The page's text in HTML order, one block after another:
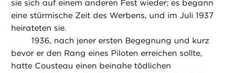
sie sich auf einem anderen Fest wieder; es begann
eine stürmische Zeit des Werbens, und im Juli 1937
heirateten sie.
1936, nach jener ersten Begegnung und kurz
bevor er den Rang eines Piloten erreichen sollte,
hatte Cousteau einen beinahe tödlichen